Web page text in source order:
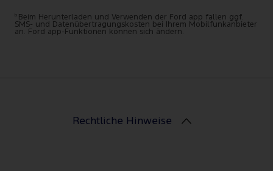
b Beim Herunterladen und Verwenden der Ford app fallen ggf.
SMS- und Datenübertragungskosten bei Ihrem Mobilfunkanbieter
an. Ford app-Funktionen können sich ändern.
Rechtliche Hinweise